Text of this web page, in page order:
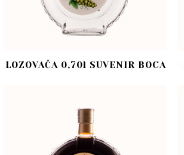
LOZOVAČA 0,70l SUVENIR BOCA